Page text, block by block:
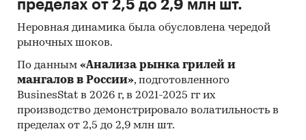
ценой в актуальный период, а также
средняя цена, медианная цена.
Исследование построено на основе данных
официальной статистики по cредним
потребительским ценам (тарифам) на товары и
услуги и индексам потребительских цен,
представленных в Единой межведомственной
информационно-статистической
пределах от 2,5 до 2,9 млн шт.
Неровная динамика была обусловлена чередой
рыночных шоков.
По данным «Анализа рынка грилей и
мангалов в России», подготовленного
BusinesStat в 2026 г, в 2021-2025 гг их
производство демонстрировало волатильность в
пределах от 2,5 до 2,9 млн шт.